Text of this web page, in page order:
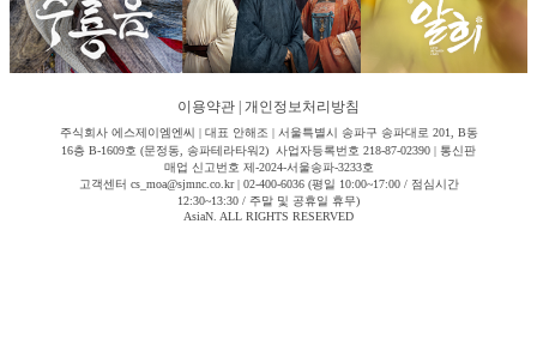
이용약관 개인정보처리방침
주식회사 에스제이엠엔씨 | 대표 안해조 | 서울특별시 송파구 송파대로 201, B동
16층 B-1609호 (문정동, 송파테라타워2) 사업자등록번호 218-87-02390 | 통신판
매업 신고번호 제-2024-서울송파-3233호
고객센터 cs_moa@sjmnc.co.kr | 02-400-6036 (평일 10:00~17:00 / 점심시간
12:30~13:30 / 주말 및 공휴일 휴무)
AsiaN. ALL RIGHTS RESERVED